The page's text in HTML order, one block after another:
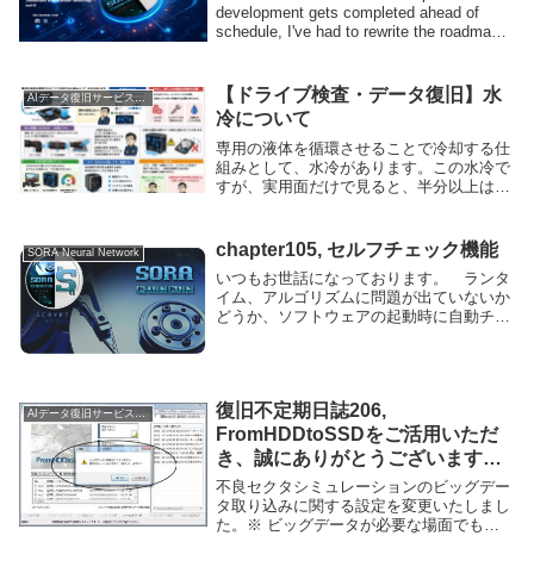
development gets completed ahead of
schedule, I've had to rewrite the roadmap
AIデータ復旧サービスについて
【ドライブ検査・データ復旧】水
冷について
専用の液体を循環させることで冷却する仕
組みとして、水冷があります。この水冷で
すが、実用面だけで見ると、半分以上は趣
ります。高負荷環境では温度を抑えやす
く、見た目のインパクトもあります。しか
し、その分のコスト、メンテナンスの手
間、そして水漏れリスクまで考慮した場
合、本当に導入すべきかどうかは慎重に判
SORA Neural Network chapter105, セルフチェック機能
いつもお世話になっております。 ランタ
イム、アルゴリズムに問題が出ていないか
どうか、ソフトウェアの起動時に自動チェ
復旧不定期日誌206,
FromHDDtoSSDをご活用いただ
き、誠にありがとうございます。6
月28日、Build：2678をリリース
いたします
不良セクタシミュレーションのビッグデー
タ取り込みに関する設定を変更いたしまし
た。※ ビッグデータが必要な場面でも、